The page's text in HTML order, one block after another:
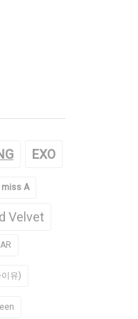
EXO
miss A
Velvet
이유)